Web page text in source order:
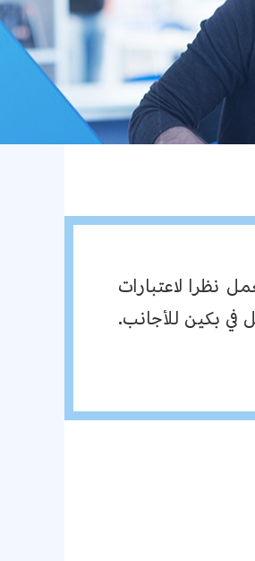
نظرا لاعتبارات
في بكين للأجانب.